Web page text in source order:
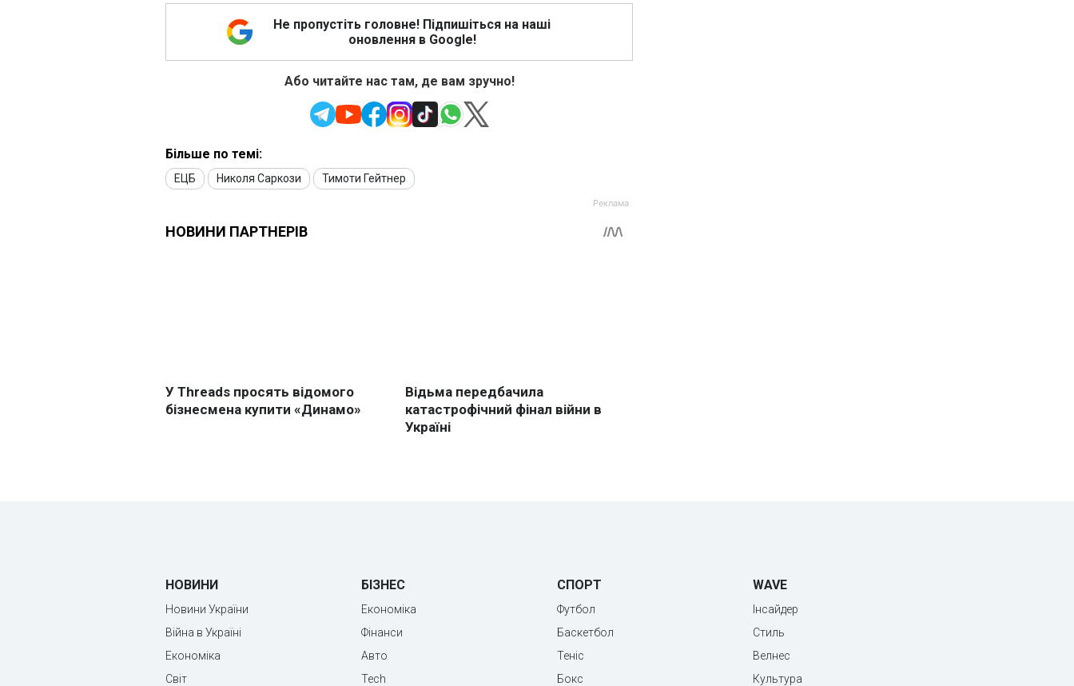
Не пропустіть головне! Підпишіться на наші
оновлення в Google!
Або читайте нас там, де вам зручно!
Більше по темі:
ЕЦБ Николя Саркози Тимоти Гейтнер
НОВИНИ
Новини України
Війна в Україні
Економіка
Світ
БІЗНЕС
Економіка
Фінанси
Авто
Tech
СПОРТ
Футбол
Баскетбол
Теніс
Бокс
WAVE
Інсайдер
Стиль
Велнес
Культура